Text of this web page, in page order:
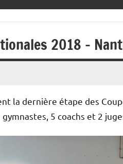
2018 –
la dernière étape des
5 coachs et 2